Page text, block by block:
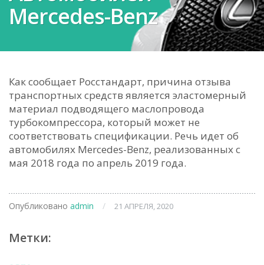
Mercedes-Benz
Как сообщает Росстандарт, причина отзыва
транспортных средств является эластомерный
материал подводящего маслопровода
турбокомпрессора, который может не
соответствовать спецификации. Речь идет об
автомобилях Mercedes-Benz, реализованных с
мая 2018 года по апрель 2019 года.
Опубликовано admin / 21 АПРЕЛЯ, 2020
Метки: